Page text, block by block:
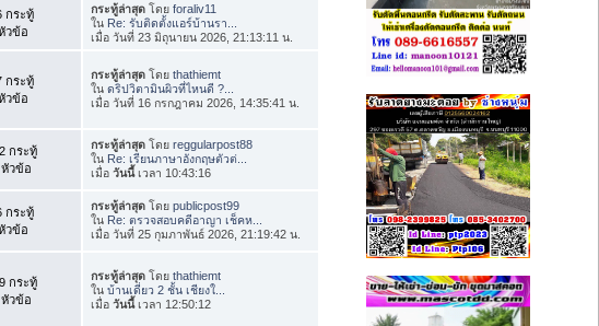
กระทู้
วข้อ
กระทู้ล่าสุด โดยforaliv11
ใน Re: รับติดตั้งแอร์บ้านรา...
เมื่อ วันที่ 23 มิถุนายน 2026, 21:13:11 น.
กระทู้
วข้อ
กระทู้ล่าสุด โดยthathiemt
ในดริปวิตามินผิวที่ไหนดี ?...
เมื่อ วันที่ 16 กรกฎาคม 2026, 14:35:41 น.
กระทู้
หัวข้อ
กระทู้ล่าสุด โดยreggularpost88
ใน Re: เรียนภาษาอังกฤษตัวต่...
เมื่อวันนี้เวลา 10:43:16
กระทู้
วข้อ
กระทู้ล่าสุด โดยpublicpost99
ใน Re: ตรวจสอบคดีอาญา เช็คห...
เมื่อ วันที่ 25 กุมภาพันธ์ 2026, 21:19:42 น.
กระทู้
หัวข้อ
กระทู้ล่าสุด โดยthathiemt
ในบ้านเดี่ยว 2 ชั้น เชียงใ...
เมื่อวันนี้เวลา 12:50:12